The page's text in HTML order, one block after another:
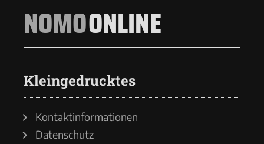
NOMOONLINE
Kleingedrucktes
Kontaktinformationen
Datenschutz